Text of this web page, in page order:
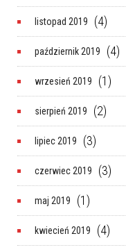
listopad 2019 (4)
październik 2019 (4)
wrzesień 2019 (1)
sierpień 2019 (2)
lipiec 2019 (3)
czerwiec 2019 (3)
maj 2019 (1)
kwiecień 2019 (4)